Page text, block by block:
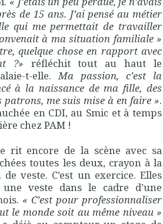
de 15 ans. J’ai pensé au métier
qui me permettait de travailler
à ma situation familiale »
quelque chose en rapport avec
?» réfléchit tout au haut le
t-elle.Ma passion, c’est la
à la naissance de ma fille, des
patrons, me suis mise à en faire ».
en CDI, au Smic et à temps
chez PAM !
rit encore de la scène avec sa
toutes les deux, crayon à la
veste. C’est un exercice. Elles
veste dans le cadre d’une
« C’est pour professionnaliser
le monde soit au même niveau »